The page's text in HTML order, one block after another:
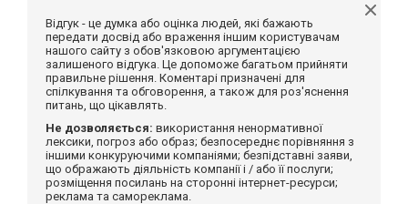
Відгук - це думка або оцінка людей, які бажають
передати досвід або враження іншим користувачам
нашого сайту з обов'язковою аргументацією
залишеного відгука. Це допоможе багатьом прийняти
правильне рішення. Коментарі призначені для
спілкування та обговорення, а також для роз'яснення
питань, що цікавлять.
Не дозволяється: використання ненормативної
лексики, погроз або образ; безпосереднє порівняння з
іншими конкуруючими компаніями; безпідставні заяви,
що ображають діяльність компанії і / або її послуги;
розміщення посилань на сторонні інтернет-ресурси;
реклама та самореклама.